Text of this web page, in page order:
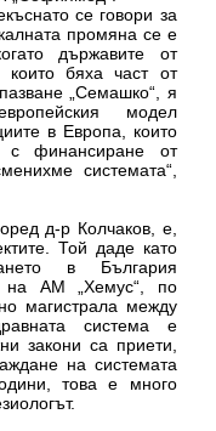
се говори за
промяна се е
държавите от
бяха част от
„Семашко“, я
модел
в Европа, които
финансиране от
системата“,
д-р Колчаков, е,
Той даде като
в България
на АМ „Хемус“, по
магистрала между
система е
закони са приети,
на системата
това е много